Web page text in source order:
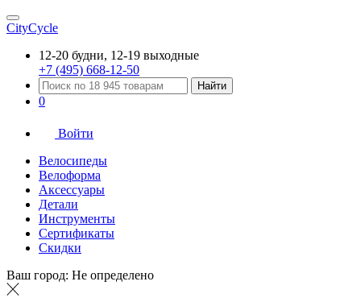
CityCycle
12-20 будни, 12-19 выходные
+7 (495) 668-12-50
Найти
0
Войти
Велосипеды
Велоформа
Аксессуары
Детали
Инструменты
Сертификаты
Скидки
Ваш город: Не определено